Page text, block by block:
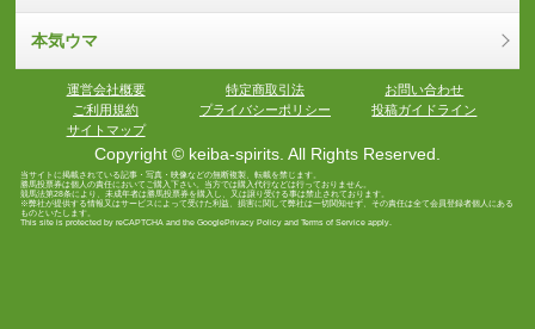
本気ウマ
運営会社概要 特定商取引法
お問い合わせ
ご利用規約
プライバシーポリシー
投稿ガイドライン
サイトマップ
Copyright © keiba-spirits. All Rights Reserved.
当サイトに掲載されている記事・写真・映像などの無断複製、転載を禁じます。
勝馬投票券は個人の責任においてご購入下さい。当方では購入代行などは行っておりません。
競馬法第28条により、未成年者は勝馬投票券を購入し、又は譲り受ける事は禁止されております。
※弊社が提供する情報又はサービスによって受けた利益、損害に関して弊社は一切関知せず、その責任は全て会員登録者個人にある
ものといたします。
This site is protected by reCAPTCHA and the GooglePrivacy Policyand Terms of Serviceapply.